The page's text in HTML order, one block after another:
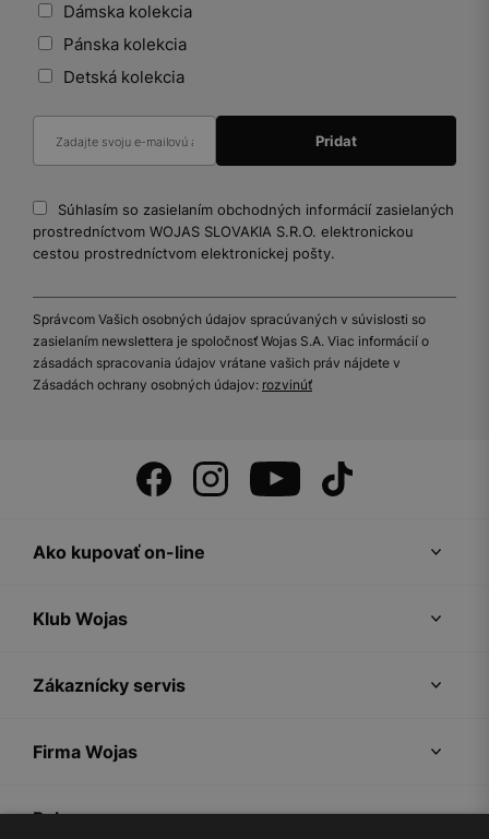
Dámska kolekcia
Pánska kolekcia
Detská kolekcia
Súhlasím so zasielaním obchodných informácií zasielaných
prostredníctvom WOJAS SLOVAKIA S.R.O. elektronickou
cestou prostredníctvom elektronickej pošty.
Správcom Vašich osobných údajov spracúvaných v súvislosti so
zasielaním newslettera je spoločnosť Wojas S.A. Viac informácií o
zásadách spracovania údajov vrátane vašich práv nájdete v
Zásadách ochrany osobných údajov: rozvinúť
Ako kupovať on-line
Klub Wojas
Zákaznícky servis
Firma Wojas
Pokyny